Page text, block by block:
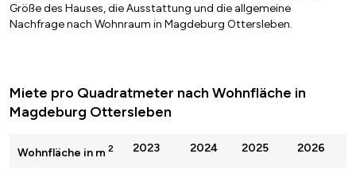
Größe des Hauses, die Ausstattung und die allgemeine
Nachfrage nach Wohnraum in Magdeburg Ottersleben.
Miete pro Quadratmeter nach Wohnfläche in
Magdeburg Ottersleben
Wohnfläche in m 2 2023 2024 2025 2026